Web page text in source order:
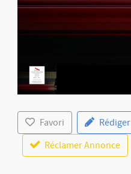
Favori
Réclamer Annonce